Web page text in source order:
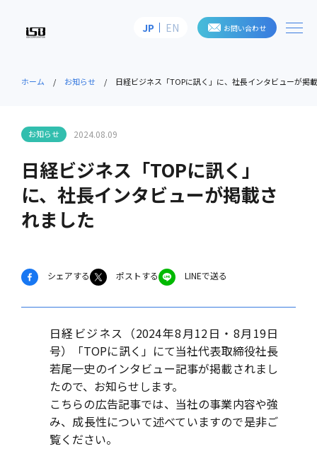
株式会社アイ・エス・ビー
JP EN お問い合わせ
ホーム お知らせ 日経ビジネス「TOPに訊く」に、社長インタビューが掲
日経ビジネス「TOPに訊く」
に、社長インタビューが掲載さ
れました
お知らせ 2024.08.09
シェアする ポストする LINEで送る
日経ビジネス（2024年8月12日・8月19日
号）「TOPに訊く」にて当社代表取締役社長
若尾一史のインタビュー記事が掲載されまし
たので、お知らせします。
こちらの広告記事では、当社の事業内容や強
み、成長性について述べていますので是非ご
覧ください。